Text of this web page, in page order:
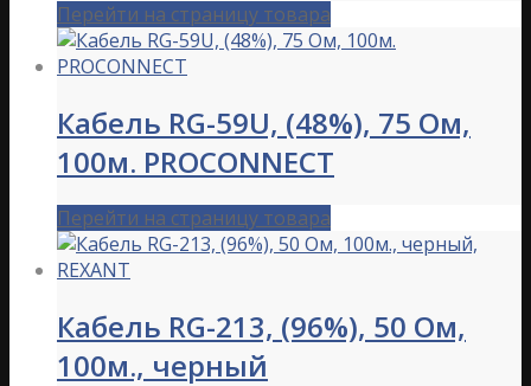
Перейти на страницу товара
Кабель RG-59U, (48%), 75 Ом,
100м. PROCONNECT
Перейти на страницу товара
Кабель RG-213, (96%), 50 Ом,
100м., черный